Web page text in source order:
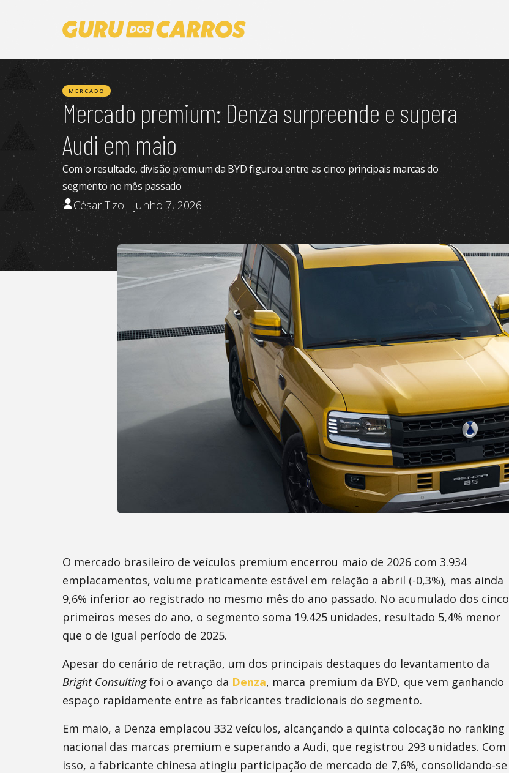
MERCADO
Mercado premium: Denza surpreende e supera
Audi em maio
Com o resultado, divisão premium da BYD figurou entre as cinco principais marcas do
segmento no mês passado
César Tizo - junho 7, 2026
O mercado brasileiro de veículos premium encerrou maio de 2026 com 3.934
emplacamentos, volume praticamente estável em relação a abril (-0,3%), mas ainda
9,6% inferior ao registrado no mesmo mês do ano passado. No acumulado dos cinco
primeiros meses do ano, o segmento soma 19.425 unidades, resultado 5,4% menor
que o de igual período de 2025.
Apesar do cenário de retração, um dos principais destaques do levantamento da
Bright Consultingfoi o avanço da Denza, marca premium da BYD, que vem ganhando
espaço rapidamente entre as fabricantes tradicionais do segmento.
Em maio, a Denza emplacou 332 veículos, alcançando a quinta colocação no ranking
nacional das marcas premium e superando a Audi, que registrou 293 unidades. Com
isso, a fabricante chinesa atingiu participação de mercado de 7,6%, consolidando-se